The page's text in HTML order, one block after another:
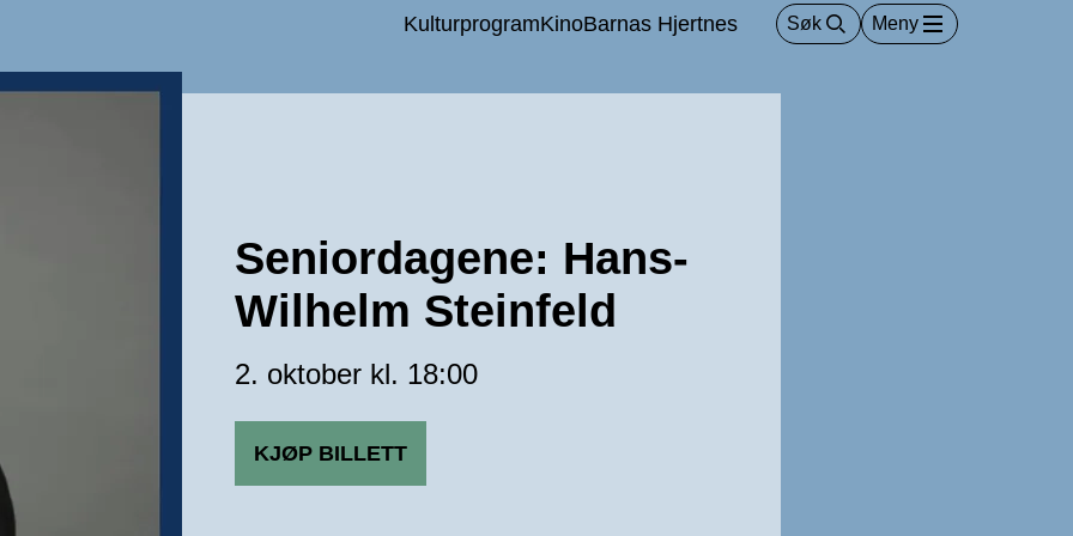
KulturprogramKinoBarnas Hjertnes Søk
Meny
Seniordagene: Hans-
Wilhelm Steinfeld
2. oktober kl. 18:00
KJØP BILLETT